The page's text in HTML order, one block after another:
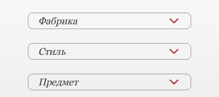
Фабрика
Стиль
Предмет